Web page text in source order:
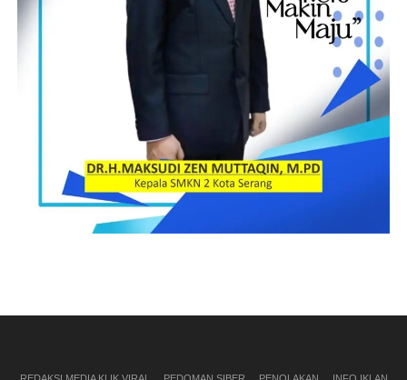
REDAKSI MEDIA KLIK VIRAL PEDOMAN SIBER PENOLAKAN INFO IKLAN